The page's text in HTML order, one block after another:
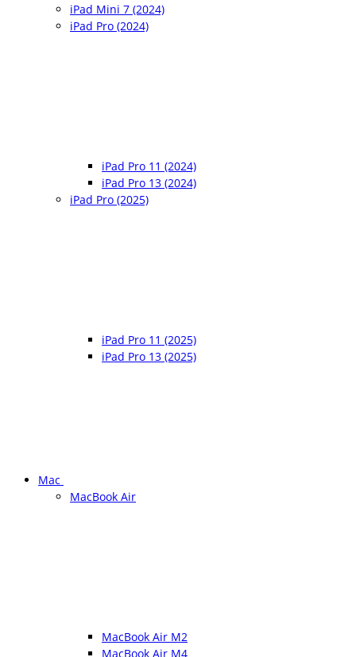
iPad Mini 7 (2024)
iPad Pro (2024)
iPad Pro 11 (2024)
iPad Pro 13 (2024)
iPad Pro (2025)
iPad Pro 11 (2025)
iPad Pro 13 (2025)
Mac
MacBook Air
MacBook Air M2
MacBook Air M4